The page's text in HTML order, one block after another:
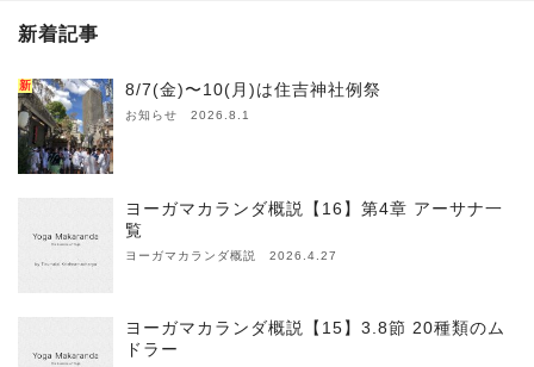
新着記事
新 8/7(金)〜10(月)は住吉神社例祭
お知らせ 2026.8.1
ヨーガマカランダ概説【16】第4章 アーサナ一
覧
ヨーガマカランダ概説 2026.4.27
ヨーガマカランダ概説【15】3.8節 20種類のム
ドラー